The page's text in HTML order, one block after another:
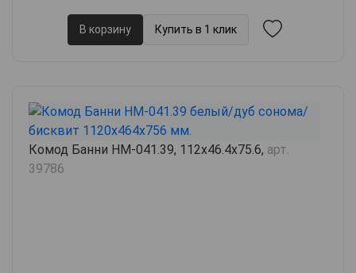
В корзину Купить в 1 клик
Комод Банни НМ-041.39, 112х46.4х75.6, арт.
39786